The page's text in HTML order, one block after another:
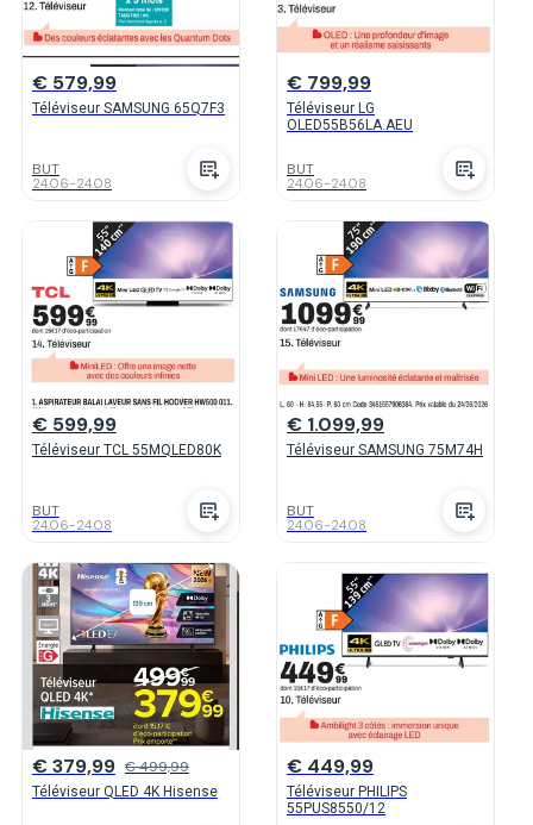
€ 579,99
Téléviseur SAMSUNG 65Q7F3
BUT
24.06-24.08
€ 799,99
Téléviseur LG
OLED55B56LA.AEU
BUT
24.06-24.08
€ 599,99
Téléviseur TCL 55MQLED80K
BUT
24.06-24.08
€ 1.099,99
Téléviseur SAMSUNG 75M74H
BUT
24.06-24.08
€ 379,99 € 499,99
Téléviseur QLED 4K Hisense
€ 449,99
Téléviseur PHILIPS
55PUS8550/12